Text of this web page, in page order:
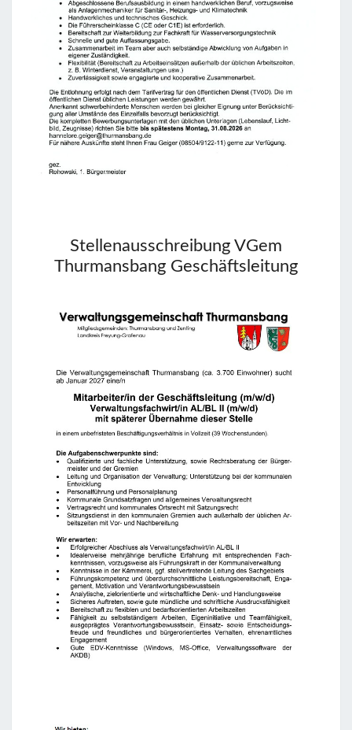
Stellenausschreibung VGem
Thurmansbang Geschäftsleitung